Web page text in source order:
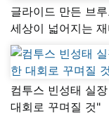
글라이드 만든 브
세상이 넓어지는
컴투스 빈성태 실
대회로 꾸며질 것"